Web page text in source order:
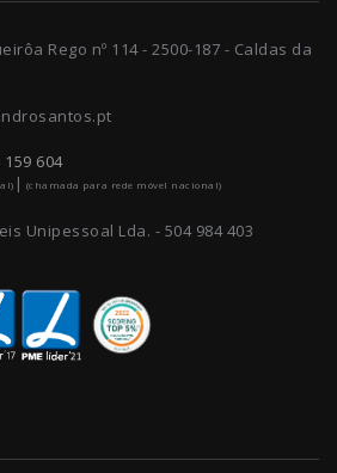
Rego nº 114 - 2500-187 - Caldas da
159 604
| (chamada para rede móvel nacional)
Unipessoal Lda. - 504 984 403